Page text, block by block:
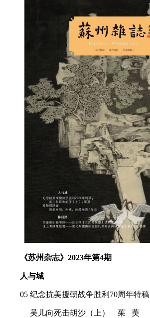
《苏州杂志》 2023年第4期
人与城
05 纪念抗美援朝战争胜利70周年特稿
吴儿向死击胡沙（上） 茱 萸